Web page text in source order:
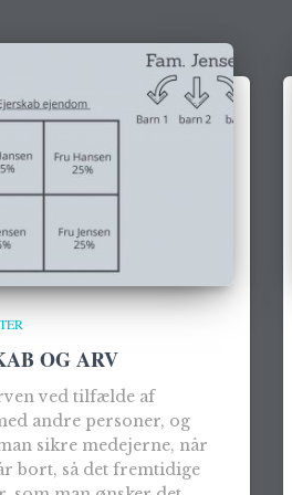
OG ARV
ved tilfælde af
andre personer, og
sikre medejerne, når
bort, så det fremtidige